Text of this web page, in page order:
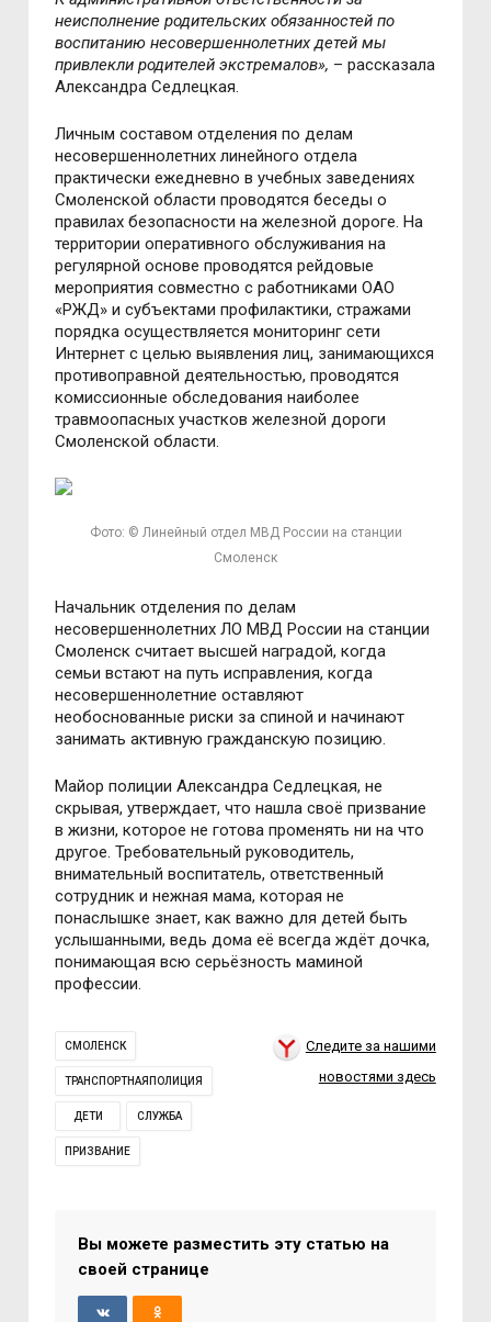
неисполнение родительских обязанностей по
воспитанию несовершеннолетних детей мы
привлекли родителей экстремалов», – рассказала
Александра Седлецкая.
Личным составом отделения по делам
несовершеннолетних линейного отдела
практически ежедневно в учебных заведениях
Смоленской области проводятся беседы о
правилах безопасности на железной дороге. На
территории оперативного обслуживания на
регулярной основе проводятся рейдовые
мероприятия совместно с работниками ОАО
«РЖД» и субъектами профилактики, стражами
порядка осуществляется мониторинг сети
Интернет с целью выявления лиц, занимающихся
противоправной деятельностью, проводятся
комиссионные обследования наиболее
травмоопасных участков железной дороги
Смоленской области.
Фото: © Линейный отдел МВД России на станции
Смоленск
Начальник отделения по делам
несовершеннолетних ЛО МВД России на станции
Смоленск считает высшей наградой, когда
семьи встают на путь исправления, когда
несовершеннолетние оставляют
необоснованные риски за спиной и начинают
занимать активную гражданскую позицию.
Майор полиции Александра Седлецкая, не
скрывая, утверждает, что нашла своё призвание
в жизни, которое не готова променять ни на что
другое. Требовательный руководитель,
внимательный воспитатель, ответственный
сотрудник и нежная мама, которая не
понаслышке знает, как важно для детей быть
услышанными, ведь дома её всегда ждёт дочка,
понимающая всю серьёзность маминой
профессии.
СМОЛЕНСК
ТРАНСПОРТНАЯПОЛИЦИЯ
ДЕТИ СЛУЖБА
ПРИЗВАНИЕ
Следите за нашими
новостями здесь
Вы можете разместить эту статью на
своей странице